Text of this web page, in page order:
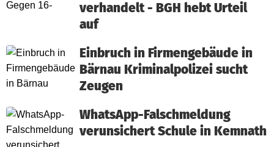
verhandelt - BGH hebt Urteil
auf
Einbruch in Firmengebäude in
Bärnau Kriminalpolizei sucht
Zeugen
WhatsApp-Falschmeldung
verunsichert Schule in Kemnath